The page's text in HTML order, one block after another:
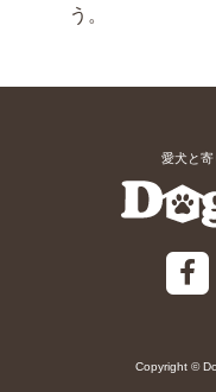
う。
愛犬と
Copyright ©